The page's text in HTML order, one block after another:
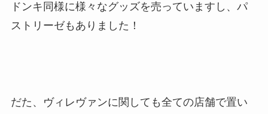
ドンキ同様に様々なグッズを売っていますし、パ
ストリーゼもありました！
だた、ヴィレヴァンに関しても全ての店舗で置い